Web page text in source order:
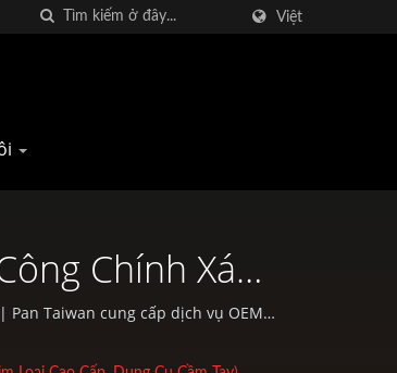
Việt
Chính Xác
Tay) | Nhà
Taiwan cung cấp dịch vụ OEM /
hoạt động ngoài trời.